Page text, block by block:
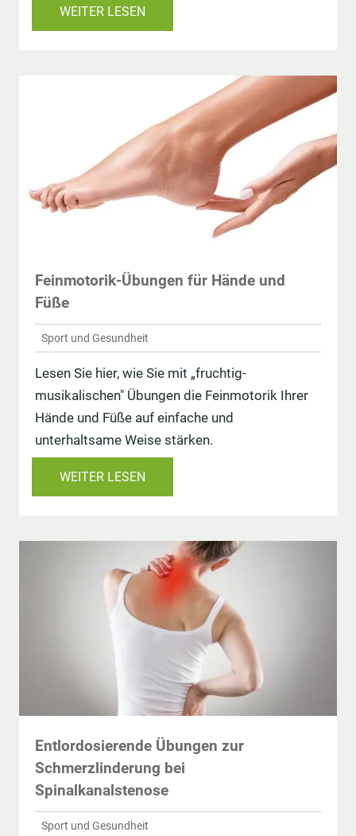
WEITER LESEN
Feinmotorik-Übungen für Hände und
Füße
Sport und Gesundheit
Lesen Sie hier, wie Sie mit „fruchtig-
musikalischen" Übungen die Feinmotorik Ihrer
Hände und Füße auf einfache und
unterhaltsame Weise stärken.
WEITER LESEN
Entlordosierende Übungen zur
Schmerzlinderung bei
Spinalkanalstenose
Sport und Gesundheit